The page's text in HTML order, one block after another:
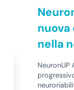
nuova
nella